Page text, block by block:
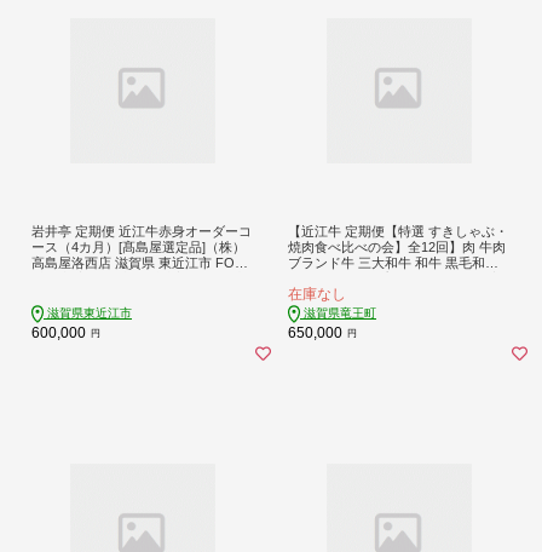
岩井亭 定期便 近江牛赤身オーダーコ
ース（4カ月）[髙島屋選定品]（株）
高島屋洛西店 滋賀県 東近江市 FO02
ロイン 4ヶ月
滋賀県東近江市
600,000 円
【近江牛 定期便【特選 すきしゃぶ・
焼肉食べ比べの会】全12回】肉 牛肉
ブランド牛 三大和牛 和牛 黒毛和牛
王
在庫なし
滋賀県竜王町
650,000 円